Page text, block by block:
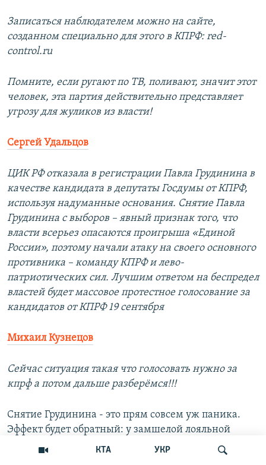
КТА УКР
Записаться наблюдателем можно на сайте,
созданном специально для этого в КПРФ: red-
control.ru
Помните, если ругают по ТВ, поливают, значит этот
человек, эта партия действительно представляет
угрозу для жуликов из власти!
Сергей Удальцов
ЦИК РФ отказала в регистрации Павла Грудинина в
качестве кандидата в депутаты Госдумы от КПРФ,
используя надуманные основания. Снятие Павла
Грудинина с выборов – явный признак того, что
власти всерьез опасаются проигрыша «Единой
России», поэтому начали атаку на своего основного
противника – команду КПРФ и лево-
патриотических сил. Лучшим ответом на беспредел
властей будет массовое протестное голосование за
кандидатов от КПРФ 19 сентября
Михаил Кузнецов
Сейчас ситуация такая что голосовать нужно за
кпрф а потом дальше разберёмся!!!
Снятие Грудинина - это прям совсем уж паника.
Эффект будет обратный: у замшелой лояльной
КПРФ вдруг появляется ореол гонимых властью. Ну